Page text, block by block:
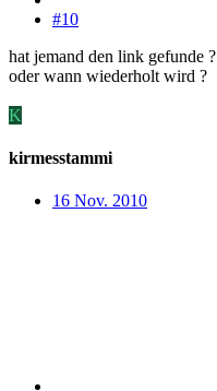
#10
hat jemand den link gefunde ?
oder wann wiederholt wird ?
K
kirmesstammi
16 Nov. 2010